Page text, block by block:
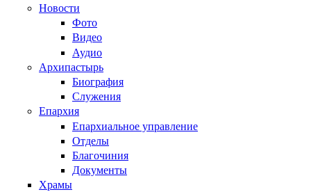
Новости
Фото
Видео
Аудио
Архипастырь
Биография
Служения
Епархия
Епархиальное управление
Отделы
Благочиния
Документы
Храмы